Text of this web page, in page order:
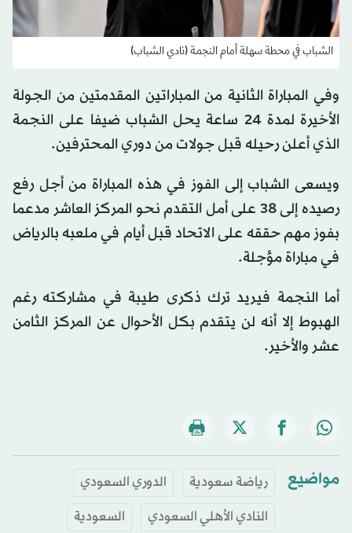
الشباب في محطة سهلة أمام النجمة (نادي الشباب)
وفي المباراة الثانية من المباراتين المقدمتين من الجولة
الأخيرة لمدة 24 ساعة يحل الشباب ضيفا على النجمة
الذي أعلن رحيله قبل جولات من دوري المحترفين.
ويسعى الشباب إلى الفوز في هذه المباراة من أجل رفع
رصيده إلى 38 على أمل التقدم نحو المركز العاشر مدعما
بفوز مهم حققه على الاتحاد قبل أيام في ملعبه بالرياض
في مباراة مؤجلة.
أما النجمة فيريد ترك ذكرى طيبة في مشاركته رغم
الهبوط إلا أنه لن يتقدم بكل الأحوال عن المركز الثامن
عشر والأخير.
مواضيع رياضة سعودية
الدوري السعودي
النادي الأهلي السعودي
السعودية